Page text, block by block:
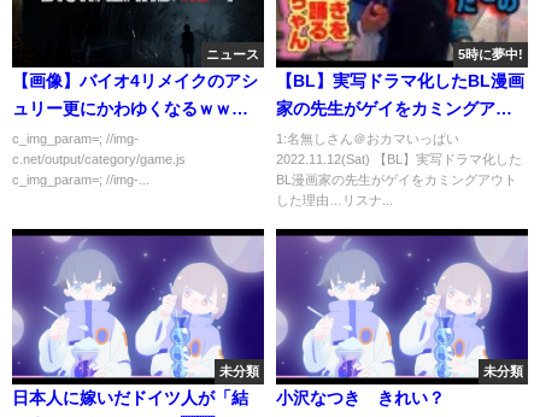
ニュース
【画像】バイオ4リメイクのアシ
ュリー更にかわゆくなるｗｗｗ
ｗｗ
c_img_param=; //img-
c.net/output/category/game.js
c_img_param=; //img-...
5時に夢中!
【BL】実写ドラマ化したBL漫画
家の先生がゲイをカミングアウ
トした理由…リスナーからの際
どすぎる質問にNGなしで答えて
もらいましたww【壁こじ】
1:名無しさん＠おカマいっぱい
2022.11.12(Sat) 【BL】実写ドラマ化した
BL漫画家の先生がゲイをカミングアウト
した理由…リスナ...
未分類
日本人に嫁いだドイツ人が「結
未分類
小沢なつき きれい？